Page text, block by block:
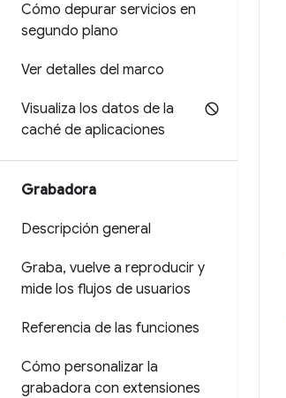
Cómo depurar servicios en
segundo plano
Ver detalles del marco
Visualiza los datos de la
caché de aplicaciones
Grabadora
Descripción general
Graba, vuelve a reproducir y
mide los flujos de usuarios
Referencia de las funciones
Cómo personalizar la
grabadora con extensiones